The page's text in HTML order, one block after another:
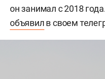
он занимал с 2018
объявил в своем